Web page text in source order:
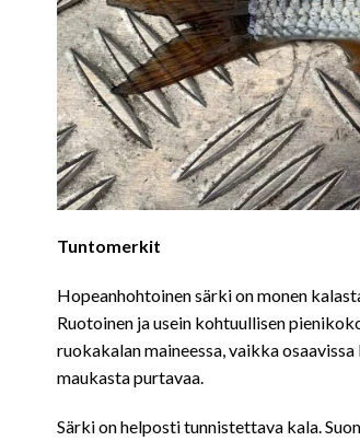
Tuntomerkit
Hopeanhohtoinen särki on monen
Ruotoinen ja usein kohtuullisen
ruokakalan maineessa, vaikka
maukasta purtavaa.
Särki on helposti tunnistettava kala.